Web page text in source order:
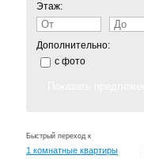
Этаж:
Дополнительно:
с фото
Быстрый переход к
1 комнатные квартиры